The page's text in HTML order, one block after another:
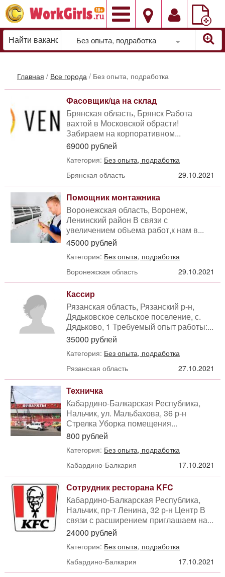
Добавить
вакансию
Без опыта, подработка
Главная / Все города / Без опыта, подработка
Фасовщик/ца на склад
Брянская область, Брянск Работа
вахтой в Московской обрасти!
Забираем на корпоративном...
69000 рублей
Категория: Без опыта, подработка
Брянская область
29.10.2021
Помощник монтажника
Воронежская область, Воронеж,
Ленинский район В связи с
увеличением объема работ,к нам в...
45000 рублей
Категория: Без опыта, подработка
Воронежская область
29.10.2021
Кассир
Рязанская область, Рязанский р-н,
Дядьковское сельское поселение, с.
Дядьково, 1 Требуемый опыт работы:...
35000 рублей
Категория: Без опыта, подработка
Рязанская область
27.10.2021
Техничка
Кабардино-Балкарская Республика,
Нальчик, ул. Мальбахова, 36 р-н
Стрелка Уборка помещения...
800 рублей
Категория: Без опыта, подработка
Кабардино-Балкария
17.10.2021
Сотрудник ресторана KFC
Кабардино-Балкарская Республика,
Нальчик, пр-т Ленина, 32 р-н Центр В
связи с расширением приглашаем на...
24000 рублей
Категория: Без опыта, подработка
Кабардино-Балкария
17.10.2021